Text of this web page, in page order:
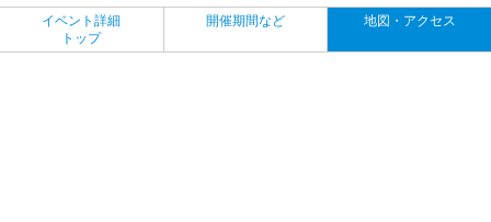
イベント詳細
トップ
開催期間など 地図・アクセス